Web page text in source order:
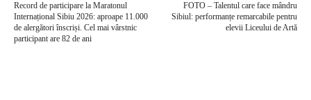
Record de participare la Maratonul
Internațional Sibiu 2026: aproape 11.000
de alergători înscriși. Cel mai vârstnic
participant are 82 de ani
FOTO – Talentul care face mândru
Sibiul: performanțe remarcabile pentru
elevii Liceului de Artă